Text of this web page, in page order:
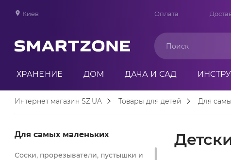
Киев Оплата
ХРАНЕНИЕ ДОМ ДАЧА И САД
Интернет магазин SZ.UA Товары для детей Для
Для самых маленьких
Соски, прорезыватели, пустышки и